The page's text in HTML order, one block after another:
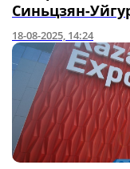
Синьцзян-
18-08-2025, 14:24